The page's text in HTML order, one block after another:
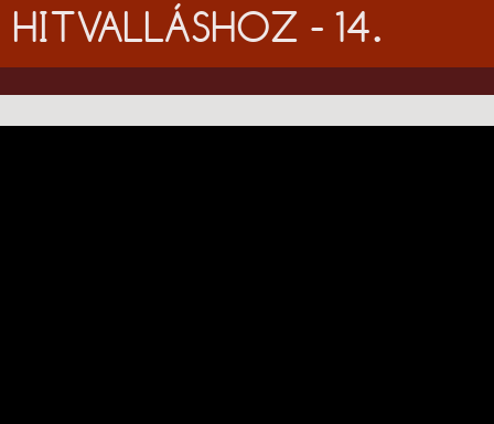
HITVALLÁSHOZ - 14.